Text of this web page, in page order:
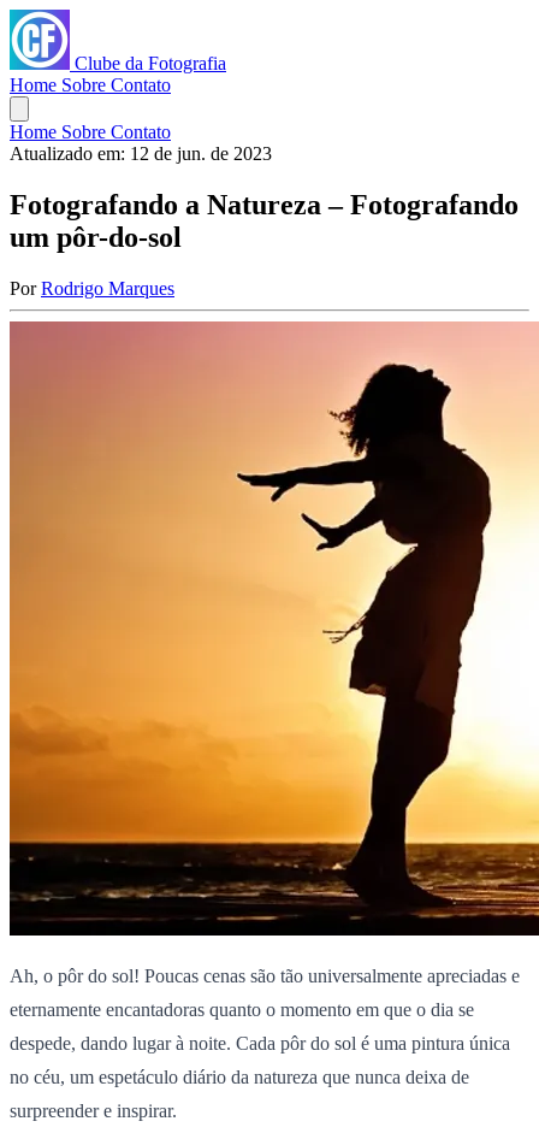
Clube da Fotografia
Home Sobre Contato
Home Sobre Contato
Atualizado em: 12 de jun. de 2023
Fotografando a Natureza – Fotografando
um pôr-do-sol
Por Rodrigo Marques
Ah, o pôr do sol! Poucas cenas são tão universalmente apreciadas e
eternamente encantadoras quanto o momento em que o dia se
despede, dando lugar à noite. Cada pôr do sol é uma pintura única
no céu, um espetáculo diário da natureza que nunca deixa de
surpreender e inspirar.